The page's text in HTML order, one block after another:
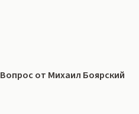
Вопрос от Михаил Боярский